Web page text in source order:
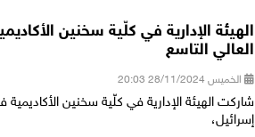
الهيئة الإدارية في كلّية سخنين
العالي التاسع
الخميس 28/11/2024 20:03
شاركت الهيئة الإدارية في كلّية سخنين
إسرائيل،